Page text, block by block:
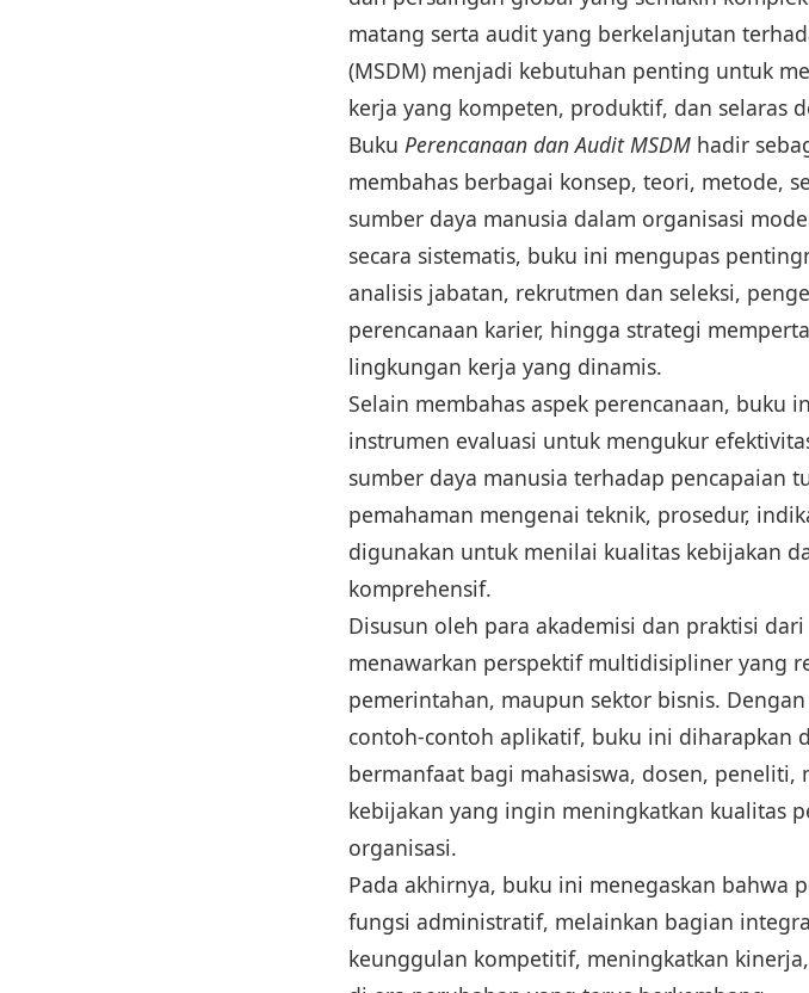
matang serta audit yang berkelanjutan
(MSDM) menjadi kebutuhan penting untuk
kerja yang kompeten, produktif, dan selaras
Buku Perencanaan dan Audit MSDM hadir
membahas berbagai konsep, teori, metode,
sumber daya manusia dalam organisasi
secara sistematis, buku ini mengupas
analisis jabatan, rekrutmen dan seleksi,
perencanaan karier, hingga strategi
lingkungan kerja yang dinamis.
Selain membahas aspek perencanaan, buku
instrumen evaluasi untuk mengukur
sumber daya manusia terhadap pencapaian
pemahaman mengenai teknik, prosedur,
digunakan untuk menilai kualitas kebijakan
komprehensif.
Disusun oleh para akademisi dan praktisi
menawarkan perspektif multidisipliner yang
pemerintahan, maupun sektor bisnis.
contoh-contoh aplikatif, buku ini diharapkan
bermanfaat bagi mahasiswa, dosen,
kebijakan yang ingin meningkatkan kualitas
organisasi.
Pada akhirnya, buku ini menegaskan bahwa
fungsi administratif, melainkan bagian
keunggulan kompetitif, meningkatkan